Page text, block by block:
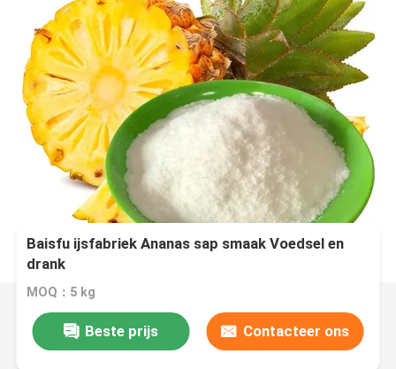
Baisfu ijsfabriek Ananas sap smaak Voedsel en
drank
MOQ：5 kg
Beste prijs Contacteer ons